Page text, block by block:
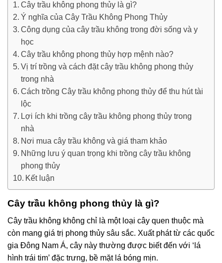
Cây trầu không phong thủy là gì?
Ý nghĩa của Cây Trầu Không Phong Thủy
Công dụng của cây trầu không trong đời sống và y
học
Cây trầu không phong thủy hợp mệnh nào?
Vị trí trồng và cách đặt cây trầu không phong thủy
trong nhà
Cách trồng Cây trầu không phong thủy để thu hút tài
lộc
Lợi ích khi trồng cây trầu không phong thủy trong
nhà
Nơi mua cây trầu không và giá tham khảo
Những lưu ý quan trọng khi trồng cây trầu không
phong thủy
Kết luận
Cây trầu không phong thủy là gì?
Cây trầu không không chỉ là một loại cây quen thuộc mà
còn mang giá trị phong thủy sâu sắc. Xuất phát từ các quốc
gia Đông Nam Á, cây này thường được biết đến với ‘lá
hình trái tim’ đặc trưng, bề mặt lá bóng mịn.